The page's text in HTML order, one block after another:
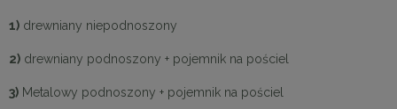
1) drewniany niepodnoszony
2) drewniany podnoszony + pojemnik na pościel
3) Metalowy podnoszony + pojemnik na pościel